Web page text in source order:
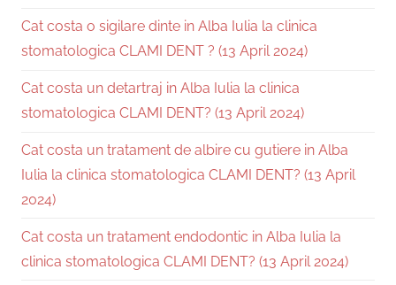
Cat costa o sigilare dinte in Alba Iulia la clinica
stomatologica CLAMI DENT ? (13 April 2024)
Cat costa un detartraj in Alba Iulia la clinica
stomatologica CLAMI DENT? (13 April 2024)
Cat costa un tratament de albire cu gutiere in Alba
Iulia la clinica stomatologica CLAMI DENT? (13 April
2024)
Cat costa un tratament endodontic in Alba Iulia la
clinica stomatologica CLAMI DENT? (13 April 2024)